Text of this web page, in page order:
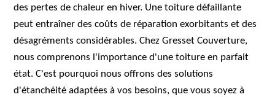
des pertes de chaleur en hiver. Une toiture défaillante
peut entraîner des coûts de réparation exorbitants et des
désagréments considérables. Chez Gresset Couverture,
nous comprenons l'importance d'une toiture en parfait
état. C'est pourquoi nous offrons des solutions
d'étanchéité adaptées à vos besoins, que vous soyez à